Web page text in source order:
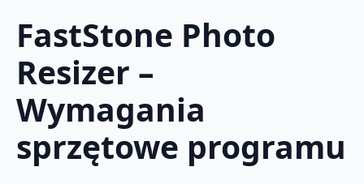
FastStone Photo
Resizer –
Wymagania
sprzętowe programu